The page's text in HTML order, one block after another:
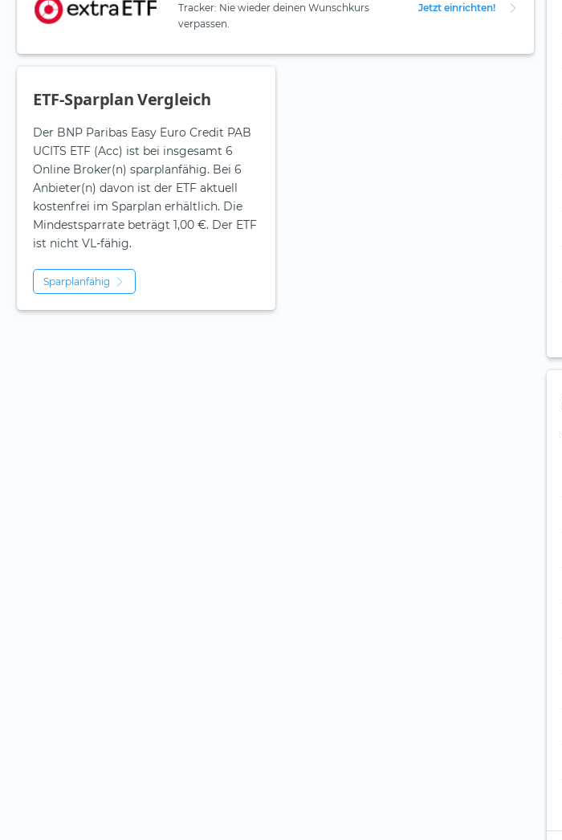
Tracker: Nie wieder deinen Wunschkurs
verpassen.
Jetzt einrichten!
ETF-Sparplan Vergleich
Der BNP Paribas Easy Euro Credit PAB
UCITS ETF (Acc) ist bei insgesamt 6
Online Broker(n) sparplanfähig. Bei 6
Anbieter(n) davon ist der ETF aktuell
kostenfrei im Sparplan erhältlich. Die
Mindestsparrate beträgt 1,00 €. Der ETF
ist nicht VL-fähig.
Sparplanfähig